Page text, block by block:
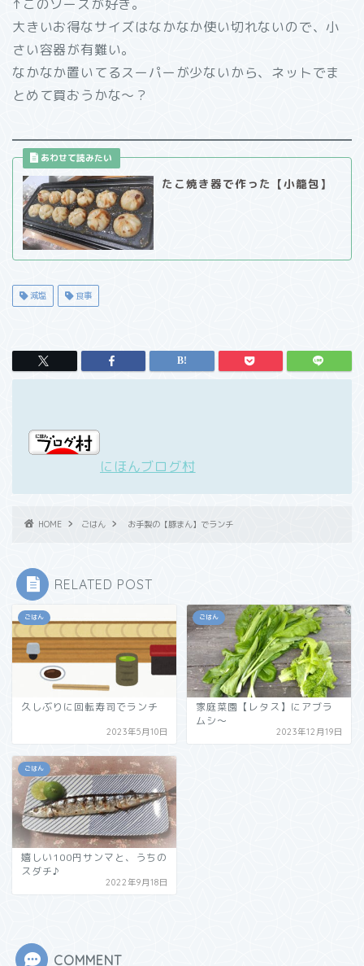
↑このソースが好き。
大きいお得なサイズはなかなか使い切れないので、小
さい容器が有難い。
なかなか置いてるスーパーが少ないから、ネットでま
とめて買おうかな～？
たこ焼き器で作った【小籠包】
減塩 食事
にほんブログ村
HOME ごはん お手製の【豚まん】でランチ
RELATED POST
ごはん
久しぶりに回転寿司でランチ
2023年5月10日
ごはん
家庭菜園【レタス】にアブラ
ムシ～
2023年12月19日
ごはん
嬉しい100円サンマと、うちの
スダチ♪
2022年9月18日
COMMENT